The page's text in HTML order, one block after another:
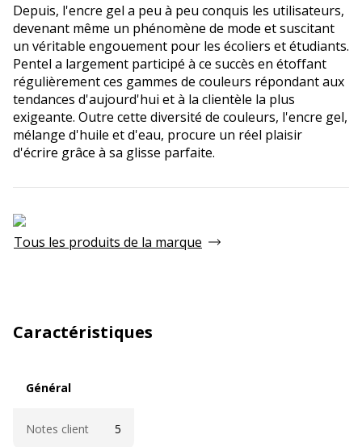
Depuis, l'encre gel a peu à peu conquis les utilisateurs,
devenant même un phénomène de mode et suscitant
un véritable engouement pour les écoliers et étudiants.
Pentel a largement participé à ce succès en étoffant
régulièrement ces gammes de couleurs répondant aux
tendances d'aujourd'hui et à la clientèle la plus
exigeante. Outre cette diversité de couleurs, l'encre gel,
mélange d'huile et d'eau, procure un réel plaisir
d'écrire grâce à sa glisse parfaite.
Tous les produits de la marque
Caractéristiques
Général
Notes client 5